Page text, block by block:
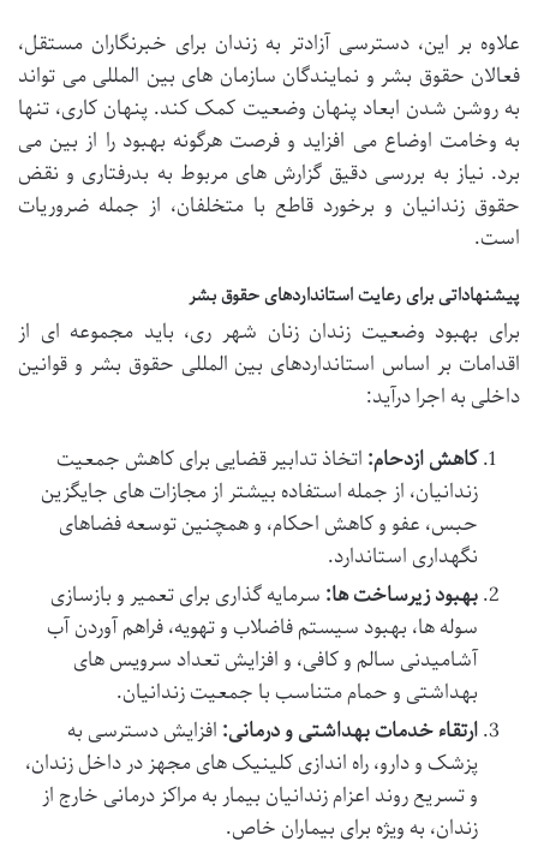
علاوه بر این، دسترسی آزادتر به زندان برای خبرنگاران مستقل،
فعالان حقوق بشر و نمایندگان سازمان های بین المللی می تواند
به روشن شدن ابعاد پنهان وضعیت کمک کند. پنهان کاری، تنها
به وخامت اوضاع می افزاید و فرصت هرگونه بهبود را از بین می
برد. نیاز به بررسی دقیق گزارش های مربوط به بدرفتاری و نقض
حقوق زندانیان و برخورد قاطع با متخلفان، از جمله ضروریات
است.
پیشنهاداتی برای رعایت استانداردهای حقوق بشر
برای بهبود وضعیت زندان زنان شهر ری، باید مجموعه ای از
اقدامات بر اساس استانداردهای بین المللی حقوق بشر و قوانین
داخلی به اجرا درآید:
کاهش ازدحام: اتخاذ تدابیر قضایی برای کاهش جمعیت
زندانیان، از جمله استفاده بیشتر از مجازات های جایگزین
حبس، عفو و کاهش احکام، و همچنین توسعه فضاهای
نگهداری استاندارد.
بهبود زیرساخت ها: سرمایه گذاری برای تعمیر و بازسازی
سوله ها، بهبود سیستم فاضلاب و تهویه، فراهم آوردن آب
آشامیدنی سالم و کافی، و افزایش تعداد سرویس های
بهداشتی و حمام متناسب با جمعیت زندانیان.
ارتقاء خدمات بهداشتی و درمانی: افزایش دسترسی به
پزشک و دارو، راه اندازی کلینیک های مجهز در داخل زندان،
و تسریع روند اعزام زندانیان بیمار به مراکز درمانی خارج از
زندان، به ویژه برای بیماران خاص.